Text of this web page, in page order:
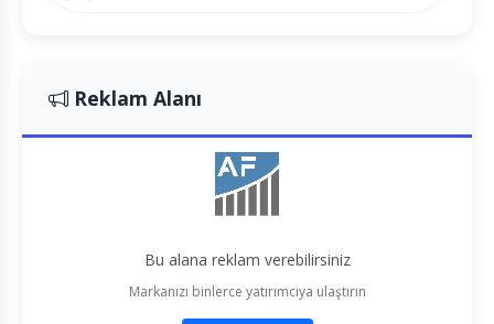
Reklam Alanı
Bu alana reklam verebilirsiniz
Markanızı binlerce yatırımcıya ulaştırın